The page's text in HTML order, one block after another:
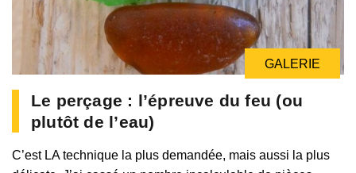
GALERIE
Le perçage : l’épreuve du feu (ou
plutôt de l’eau)
C’est LA technique la plus demandée, mais aussi la plus